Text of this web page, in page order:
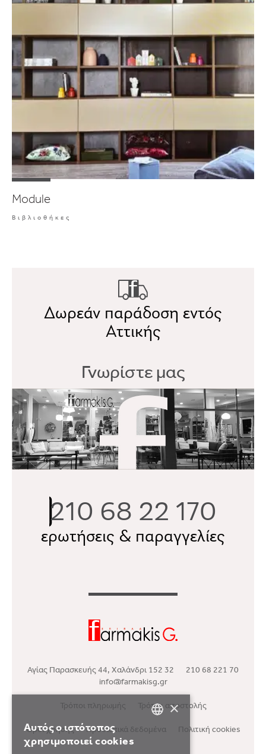
Module
Βιβλιοθήκες
Δωρεάν παράδοση εντός
Αττικής
Γνωρίστε μας
210 68 22 170
ερωτήσεις & παραγγελίες
Τρόποι πληρωμής Τρόποι αποστολής
Αγίας Παρασκευής 44, Χαλάνδρι 152 32 210 68 221 70
info@farmakisg.gr
Όροι χρήσης Προσωπικά δεδομένα Πολιτική cookies
GREEK
×
Αυτός ο ιστότοπος
χρησιμοποιεί cookies